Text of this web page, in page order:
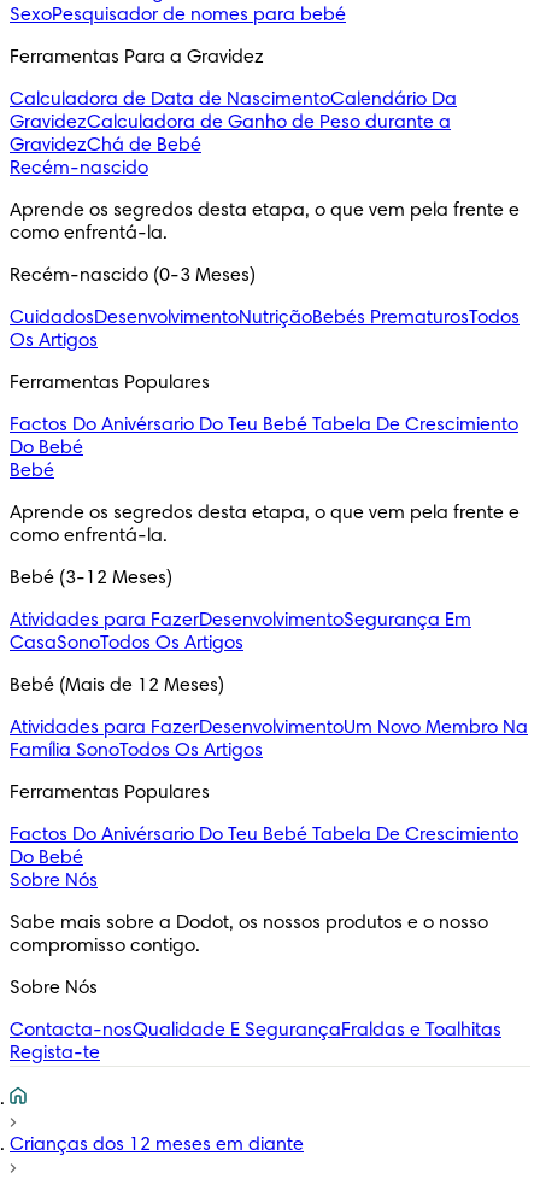
SexoPesquisador de nomes para bebé
Ferramentas Para a Gravidez
Calculadora de Data de NascimentoCalendário Da
GravidezCalculadora de Ganho de Peso durante a
GravidezChá de Bebé
Recém-nascido
Aprende os segredos desta etapa, o que vem pela frente e
como enfrentá-la.
Recém-nascido (0-3 Meses)
CuidadosDesenvolvimentoNutriçãoBebés PrematurosTodos
Os Artigos
Ferramentas Populares
Factos Do Anivérsario Do Teu Bebé Tabela De Crescimiento
Do Bebé
Bebé
Aprende os segredos desta etapa, o que vem pela frente e
como enfrentá-la.
Bebé (3-12 Meses)
Atividades para FazerDesenvolvimentoSegurança Em
CasaSonoTodos Os Artigos
Bebé (Mais de 12 Meses)
Atividades para FazerDesenvolvimentoUm Novo Membro Na
Família SonoTodos Os Artigos
Ferramentas Populares
Factos Do Anivérsario Do Teu Bebé Tabela De Crescimiento
Do Bebé
Sobre Nós
Sabe mais sobre a Dodot, os nossos produtos e o nosso
compromisso contigo.
Sobre Nós
Contacta-nosQualidade E SegurançaFraldas e Toalhitas
Regista-te
Crianças dos 12 meses em diante